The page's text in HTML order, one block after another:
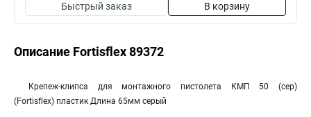
Быстрый заказ В корзину
Описание Fortisflex 89372
Крепеж-клипса для монтажного пистолета КМП 50 (сер)
(Fortisflex) пластик Длина 65мм серый